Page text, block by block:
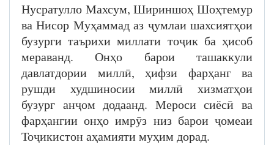
Нусратулло Махсум, Шириншоҳ Шоҳтемур
ва Нисор Муҳаммад аз ҷумлаи шахсиятҳои
бузурги таърихи миллати тоҷик ба ҳисоб
мераванд. Онҳо барои ташаккули
давлатдории миллӣ, ҳифзи фарҳанг ва
рушди худшиносии миллӣ хизматҳои
бузург анҷом додаанд. Мероси сиёсӣ ва
фарҳангии онҳо имрӯз низ барои ҷомеаи
Тоҷикистон аҳамияти муҳим дорад.